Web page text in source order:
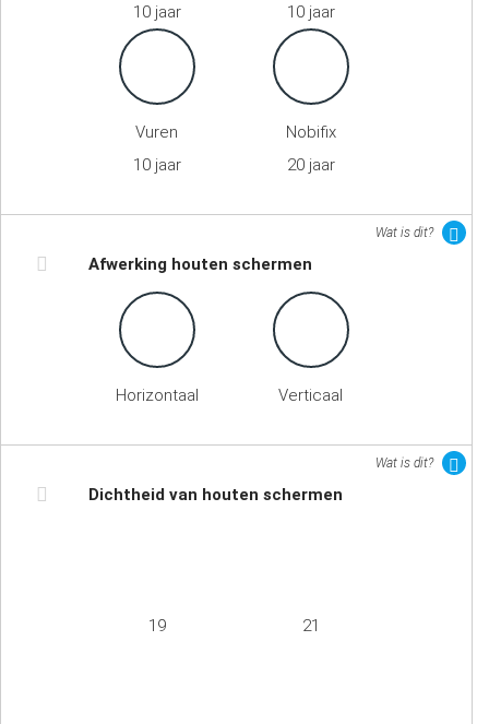
10 jaar
10 jaar
Vuren
10 jaar
Nobifix
20 jaar
Wat is dit?
Afwerking houten schermen
Horizontaal Verticaal
Wat is dit?
Dichtheid van houten schermen
19 21